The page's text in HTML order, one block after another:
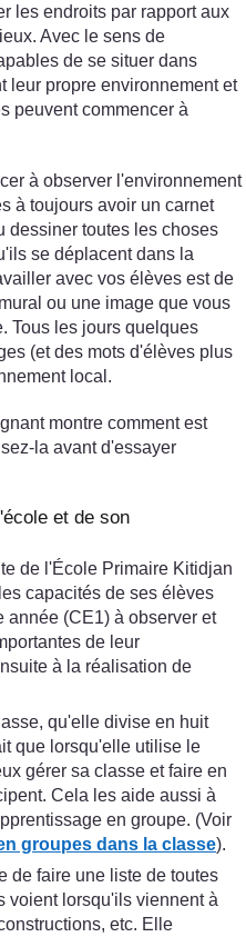
les endroits par rapport aux
Avec le sens de
de se situer dans
leur propre environnement et
peuvent commencer à
à observer l'environnement
à toujours avoir un carnet
dessiner toutes les choses
se déplacent dans la
avec vos élèves est de
ou une image que vous
Tous les jours quelques
(et des mots d'élèves plus
local.
montre comment est
la avant d'essayer
et de son
de l'École Primaire Kitidjan
capacités de ses élèves
année (CE1) à observer et
de leur
à la réalisation de
qu'elle divise en huit
que lorsqu'elle utilise le
gérer sa classe et faire en
Cela les aide aussi à
en groupe. (Voir
groupes dans la classe).
de faire une liste de toutes
voient lorsqu'ils viennent à
etc. Elle